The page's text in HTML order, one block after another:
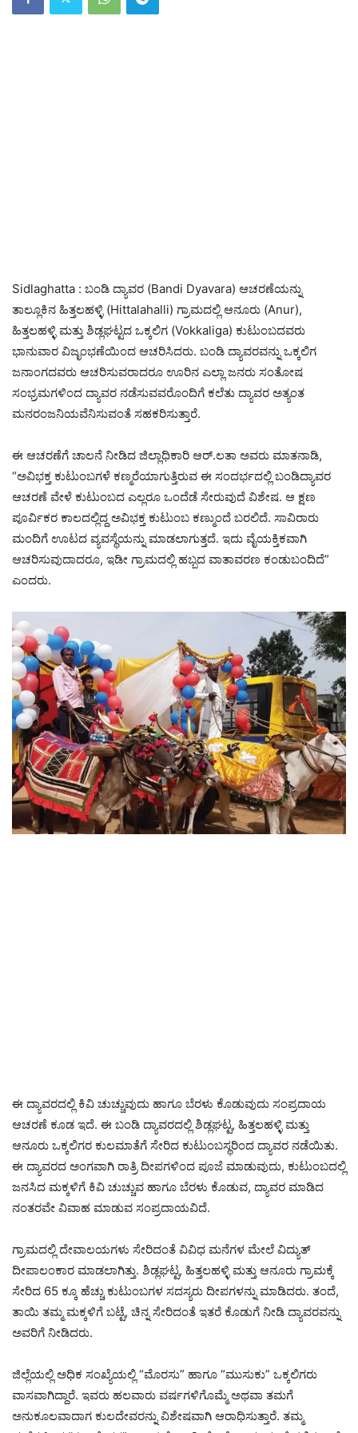
Sidlaghatta : ಬಂಡಿ ದ್ಯಾವರ (Bandi Dyavara) ಆಚರಣೆಯನ್ನು
ತಾಲ್ಲೂಕಿನ ಹಿತ್ತಲಹಳ್ಳಿ (Hittalahalli) ಗ್ರಾಮದಲ್ಲಿ ಆನೂರು (Anur),
ಹಿತ್ತಲಹಳ್ಳಿ ಮತ್ತು ಶಿಡ್ಲಘಟ್ಟದ ಒಕ್ಕಲಿಗ (Vokkaliga) ಕುಟುಂಬದವರು
ಭಾನುವಾರ ವಿಜೃಂಭಣೆಯಿಂದ ಆಚರಿಸಿದರು. ಬಂಡಿ ದ್ಯಾವರವನ್ನು ಒಕ್ಕಲಿಗ
ಜನಾಂಗದವರು ಆಚರಿಸುವರಾದರೂ ಊರಿನ ಎಲ್ಲಾ ಜನರು ಸಂತೋಷ
ಸಂಭ್ರಮಗಳಿಂದ ದ್ಯಾವರ ನಡೆಸುವವರೊಂದಿಗೆ ಕಲೆತು ದ್ಯಾವರ ಅತ್ಯಂತ
ಮನರಂಜನಿಯವೆನಿಸುವಂತೆ ಸಹಕರಿಸುತ್ತಾರೆ.
ಈ ಆಚರಣೆಗೆ ಚಾಲನೆ ನೀಡಿದ ಜಿಲ್ಲಾಧಿಕಾರಿ ಆರ್.ಲತಾ ಅವರು ಮಾತನಾಡಿ,
“ಅವಿಭಕ್ತ ಕುಟುಂಬಗಳೆ ಕಣ್ಮರೆಯಾಗುತ್ತಿರುವ ಈ ಸಂದರ್ಭದಲ್ಲಿ ಬಂಡಿದ್ಯಾವರ
ಆಚರಣೆ ವೇಳೆ ಕುಟುಂಬದ ಎಲ್ಲರೂ ಒಂದೆಡೆ ಸೇರುವುದೆ ವಿಶೇಷ. ಆ ಕ್ಷಣ
ಪೂರ್ವಿಕರ ಕಾಲದಲ್ಲಿದ್ದ ಅವಿಭಕ್ತ ಕುಟುಂಬ ಕಣ್ಮುಂದೆ ಬರಲಿದೆ. ಸಾವಿರಾರು
ಮಂದಿಗೆ ಊಟದ ವ್ಯವಸ್ಥೆಯನ್ನು ಮಾಡಲಾಗುತ್ತದೆ. ಇದು ವೈಯಕ್ತಿಕವಾಗಿ
ಆಚರಿಸುವುದಾದರೂ, ಇಡೀ ಗ್ರಾಮದಲ್ಲಿ ಹಬ್ಬದ ವಾತಾವರಣ ಕಂಡುಬಂದಿದೆ”
ಎಂದರು.
ಈ ದ್ಯಾವರದಲ್ಲಿ ಕಿವಿ ಚುಚ್ಚುವುದು ಹಾಗೂ ಬೆರಳು ಕೊಡುವುದು ಸಂಪ್ರದಾಯ
ಆಚರಣೆ ಕೂಡ ಇದೆ. ಈ ಬಂಡಿ ದ್ಯಾವರದಲ್ಲಿ ಶಿಡ್ಲಘಟ್ಟ, ಹಿತ್ತಲಹಳ್ಳಿ ಮತ್ತು
ಆನೂರು ಒಕ್ಕಲಿಗರ ಕುಲಮಾತೆಗೆ ಸೇರಿದ ಕುಟುಂಬಸ್ಥರಿಂದ ದ್ಯಾವರ ನಡೆಯಿತು.
ಈ ದ್ಯಾವರದ ಅಂಗವಾಗಿ ರಾತ್ರಿ ದೀಪಗಳಿಂದ ಪೂಜೆ ಮಾಡುವುದು, ಕುಟುಂಬದಲ್ಲಿ
ಜನಸಿದ ಮಕ್ಕಳಿಗೆ ಕಿವಿ ಚುಚ್ಚುವ ಹಾಗೂ ಬೆರಳು ಕೊಡುವ, ದ್ಯಾವರ ಮಾಡಿದ
ನಂತರವೇ ವಿವಾಹ ಮಾಡುವ ಸಂಪ್ರದಾಯವಿದೆ.
ಗ್ರಾಮದಲ್ಲಿ ದೇವಾಲಯಗಳು ಸೇರಿದಂತೆ ವಿವಿಧ ಮನೆಗಳ ಮೇಲೆ ವಿದ್ಯುತ್
ದೀಪಾಲಂಕಾರ ಮಾಡಲಾಗಿತ್ತು. ಶಿಡ್ಲಘಟ್ಟ, ಹಿತ್ತಲಹಳ್ಳಿ ಮತ್ತು ಆನೂರು ಗ್ರಾಮಕ್ಕೆ
ಸೇರಿದ 65 ಕ್ಕೂ ಹೆಚ್ಚು ಕುಟುಂಬಗಳ ಸದಸ್ಯರು ದೀಪಗಳನ್ನು ಮಾಡಿದರು. ತಂದೆ,
ತಾಯಿ ತಮ್ಮ ಮಕ್ಕಳಿಗೆ ಬಟ್ಟೆ, ಚಿನ್ನ ಸೇರಿದಂತೆ ಇತರೆ ಕೊಡುಗೆ ನೀಡಿ ದ್ಯಾವರವನ್ನು
ಅವರಿಗೆ ನೀಡಿದರು.
ಜಿಲ್ಲೆಯಲ್ಲಿ ಅಧಿಕ ಸಂಖ್ಯೆಯಲ್ಲಿ “ಮೊರಸು” ಹಾಗೂ “ಮುಸುಕು” ಒಕ್ಕಲಿಗರು
ವಾಸವಾಗಿದ್ದಾರೆ. ಇವರು ಹಲವಾರು ವರ್ಷಗಳಿಗೊಮ್ಮೆ ಅಥವಾ ತಮಗೆ
ಅನುಕೂಲವಾದಾಗ ಕುಲದೇವರನ್ನು ವಿಶೇಷವಾಗಿ ಆರಾಧಿಸುತ್ತಾರೆ. ತಮ್ಮ